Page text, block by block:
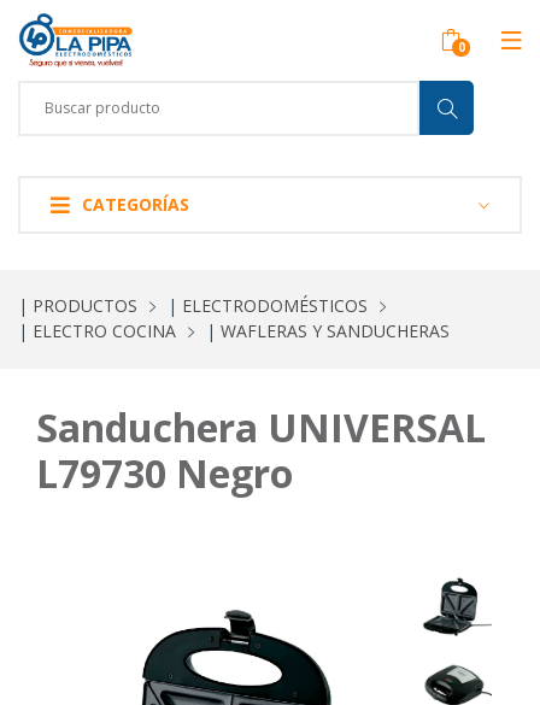
CATEGORÍAS
| PRODUCTOS | ELECTRODOMÉSTICOS
| ELECTRO COCINA | WAFLERAS Y SANDUCHERAS
Sanduchera UNIVERSAL
L79730 Negro